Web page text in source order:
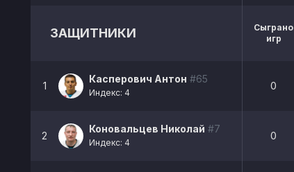
ЗАЩИТНИКИ
Сыграно
игр
1
Касперович Антон #65
Индекс: 4
0
2
Коновальцев Николай #7
Индекс: 4
0